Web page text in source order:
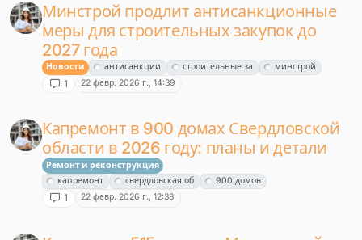
Минстрой продлит антисанкционные
меры для строительных закупок до
2027 года
Новости антисанкции строительные за минстрой
1 22 февр. 2026 г., 14:39
Капремонт в 900 домах Свердловской
области в 2026 году: планы и детали
Ремонт и реконструкция
капремонт
свердловская об 900 домов
1 22 февр. 2026 г., 12:38